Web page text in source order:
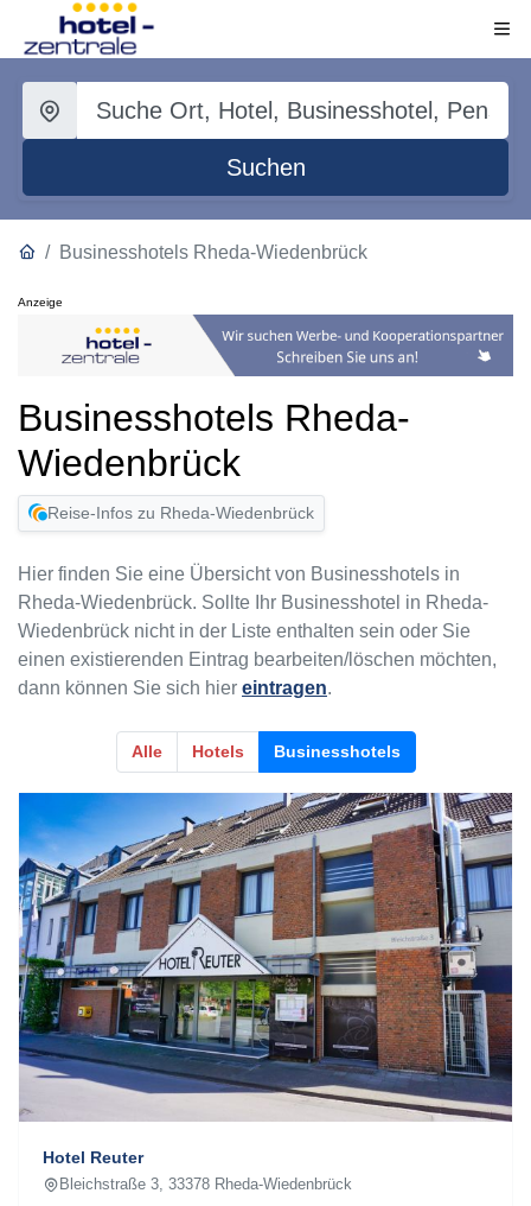
Suchen
Businesshotels Rheda-Wiedenbrück
Anzeige
Businesshotels Rheda-
Wiedenbrück
Reise-Infos zu Rheda-Wiedenbrück
Hier finden Sie eine Übersicht von Businesshotels in
Rheda-Wiedenbrück. Sollte Ihr Businesshotel in Rheda-
Wiedenbrück nicht in der Liste enthalten sein oder Sie
einen existierenden Eintrag bearbeiten/löschen möchten,
dann können Sie sich hier eintragen.
Alle Hotels Businesshotels
Hotel Reuter
Bleichstraße 3, 33378 Rheda-Wiedenbrück